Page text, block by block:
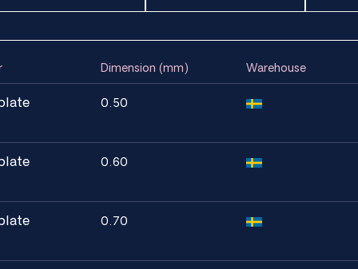
er påkrævet.
miljøer er påkrævet.
Dimension (mm) Warehouse
0.50
0.60
0.70